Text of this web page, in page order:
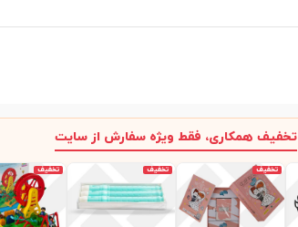
تخفیف همکاری، فقط ویژه سفارش از سایت
تخفیف تخفیف تخفیف